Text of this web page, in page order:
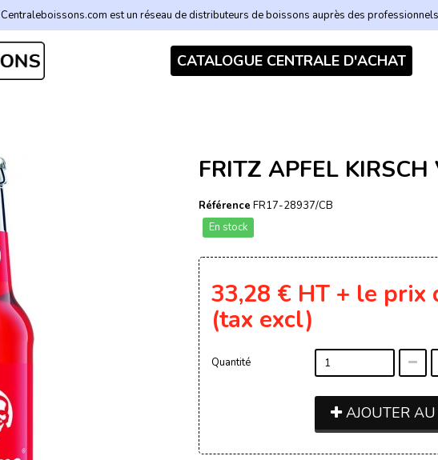
Centraleboissons.com est un réseau de distributeurs de boissons auprès des
CATALOGUE CENTRALE D'ACHAT
FRITZ APFEL
Référence FR17-28937/CB
En stock
33,28 € HT + le prix
(tax excl)
Quantité
AJOUTER